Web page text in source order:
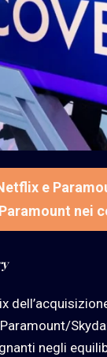
e
nei
negli